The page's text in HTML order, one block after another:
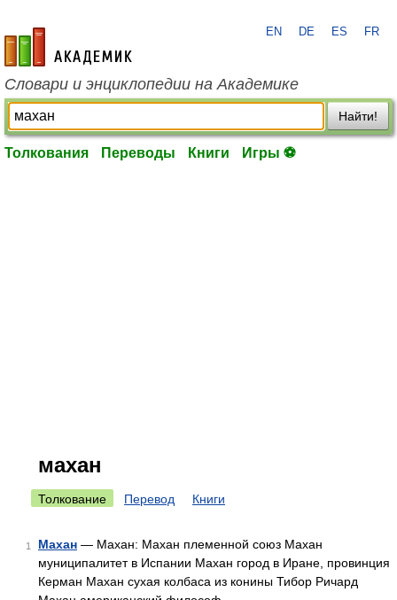
academic.ru
EN DE ES FR
Словари и энциклопедии на Академике
Найти!
Толкования Переводы Книги Игры ⚽
махан
Толкование Перевод Книги
1 Махан — Махан: Махан племенной союз Махан
муниципалитет в Испании Махан город в Иране, провинция
Керман Махан сухая колбаса из конины Тибор Ричард